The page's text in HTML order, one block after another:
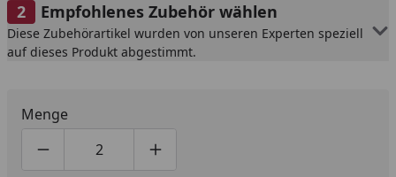
Empfohlenes Zubehör wählen
Diese Zubehörartikel wurden von unseren Experten speziell
auf dieses Produkt abgestimmt.
Menge
Produktmenge um eins verringern
Produktmenge manuell eingeben
Produktmenge um eins erhöhen